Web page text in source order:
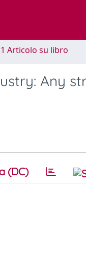
Articolo su libro
Any
(DC)